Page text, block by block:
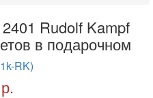
Rudolf Kampf
в подарочном
RK)